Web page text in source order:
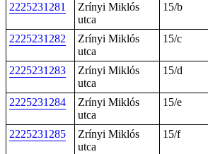
2225231281
Zrínyi Miklós
utca
15/b
2225231282
Zrínyi Miklós
utca
15/c
2225231283
Zrínyi Miklós
utca
15/d
2225231284
Zrínyi Miklós
utca
15/e
2225231285
Zrínyi Miklós
utca
15/f